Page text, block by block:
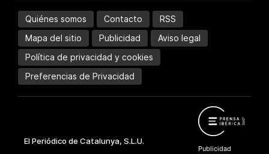
Quiénes somos Contacto
RSS
Mapa del sitio
Publicidad
Aviso legal
Política de privacidad y cookies
Preferencias de Privacidad